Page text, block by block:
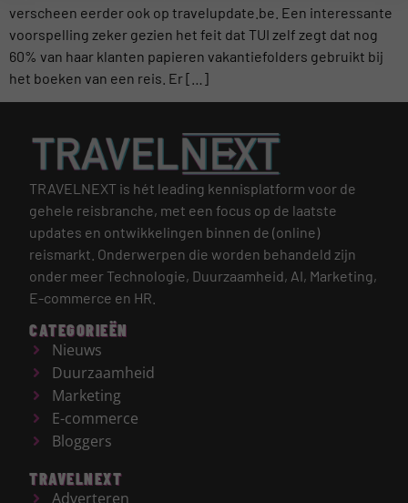
verscheen eerder ook op travelupdate.be. Een interessante
voorspelling zeker gezien het feit dat TUI zelf zegt dat nog
60% van haar klanten papieren vakantiefolders gebruikt bij
het boeken van een reis. Er […]
TRAVELNEXT is hét leading kennisplatform voor de
gehele reisbranche, met een focus op de laatste
updates en ontwikkelingen binnen de (online)
reismarkt. Onderwerpen die worden behandeld zijn
onder meer Technologie, Duurzaamheid, AI, Marketing,
E-commerce en HR.
CATEGORIEËN
Nieuws
Duurzaamheid
Marketing
E-commerce
Bloggers
TRAVELNEXT
Adverteren